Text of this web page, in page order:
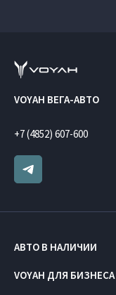
VOYAH ВЕГА-АВТО
+7 (4852) 607-600
АВТО В НАЛИЧИИ
VOYAH ДЛЯ БИЗНЕСА